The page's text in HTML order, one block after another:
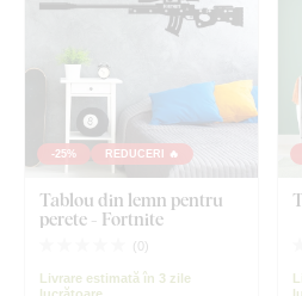
-25% REDUCERI 🔥
Tablou din lemn pentru
perete - Fortnite
( 0)
Livrare estimată în 3 zile
lucrătoare